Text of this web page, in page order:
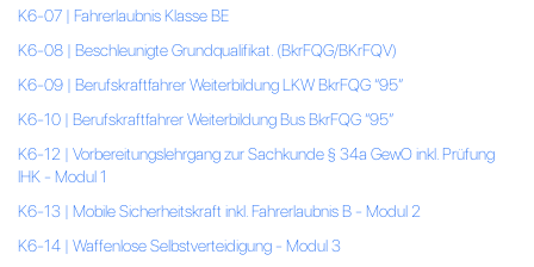
K6-07 | Fahrerlaubnis Klasse BE
K6-08 | Beschleunigte Grundqualifikat. (BkrFQG/BKrFQV)
K6-09 | Berufskraftfahrer Weiterbildung LKW BkrFQG “95”
K6-10 | Berufskraftfahrer Weiterbildung Bus BkrFQG “95”
K6-12 | Vorbereitungslehrgang zur Sachkunde § 34a GewO inkl. Prüfung
IHK - Modul 1
K6-13 | Mobile Sicherheitskraft inkl. Fahrerlaubnis B - Modul 2
K6-14 | Waffenlose Selbstverteidigung - Modul 3